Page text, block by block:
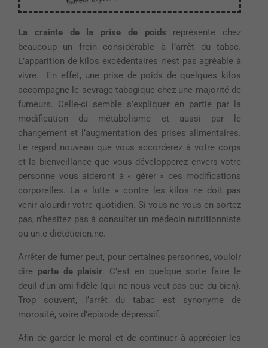
La crainte de la prise de poids représente chez
beaucoup un frein considérable à l’arrêt du tabac.
L’apparition de kilos excédentaires n’est pas agréable à
vivre.
En effet, une prise de poids de quelques kilos
accompagne le sevrage tabagique chez une majorité de
fumeurs. Celle-ci semble s’expliquer en partie par la
modification du métabolisme et aussi par le
changement et l’augmentation des prises alimentaires.
Le regard nouveau que vous accorderez à votre corps
et la bienveillance que vous développerez envers votre
personne vous aideront à « gérer » ces modifications
corporelles. La « lutte » contre les kilos ne doit pas
venir alourdir votre quotidien. Si vous ne vous en sortez
pas, n’hésitez pas à consulter un médecin nutritionniste
ou un.e diététicien.ne.
Arrêter de fumer peut, pour certaines personnes, vouloir
dire perte de plaisir. C’est en quelque sorte faire le
deuil d’un ami fidèle (qui ne nous veut pas que du bien).
Trop souvent, l’arrêt du tabac est synonyme de
morosité, voire d’épisode dépressif.
Afin de garder le moral et de continuer à apprécier les